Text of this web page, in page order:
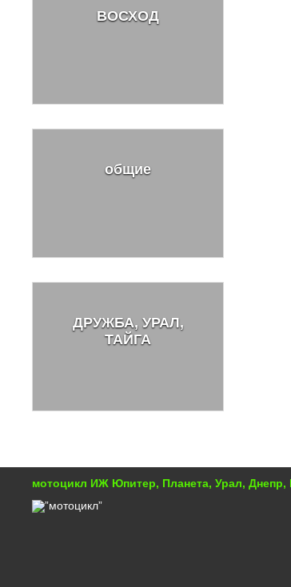
ВОСХОД
общие
ДРУЖБА, УРАЛ,
ТАЙГА
мотоцикл ИЖ Юпитер, Планета, Урал,